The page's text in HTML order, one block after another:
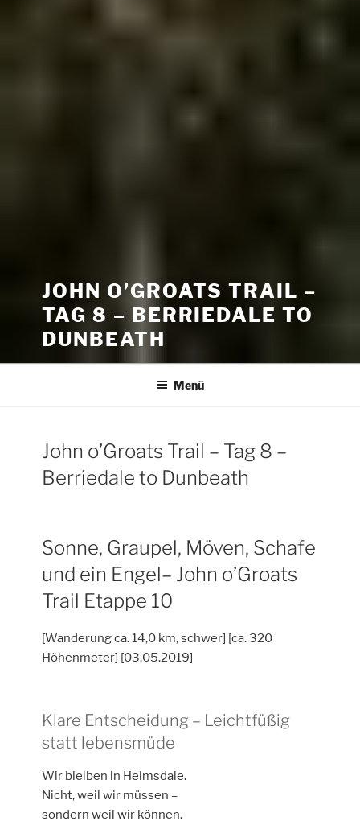
JOHN O’GROATS TRAIL –
TAG 8 – BERRIEDALE TO
DUNBEATH
Menü
John o’Groats Trail – Tag 8 –
Berriedale to Dunbeath
Sonne, Graupel, Möven, Schafe
und ein Engel– John o’Groats
Trail Etappe 10
[Wanderung ca. 14,0 km, schwer] [ca. 320
Höhenmeter] [03.05.2019]
Klare Entscheidung – Leichtfüßig
statt lebensmüde
Wir bleiben in Helmsdale.
Nicht, weil wir müssen –
sondern weil wir können.